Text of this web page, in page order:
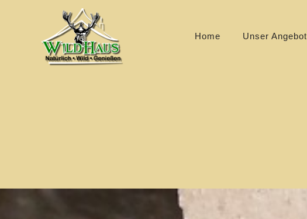
PRIMÄR-
Home Unser Angebot